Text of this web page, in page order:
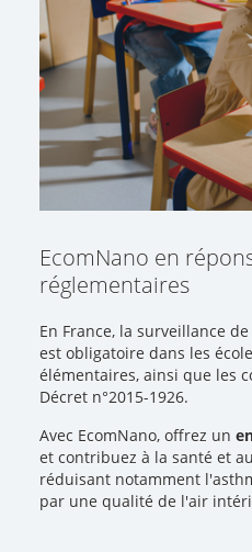
EcomNano en
réglementaires
En France, la surveillance
est obligatoire dans les
élémentaires, ainsi que les
Décret n°2015-1926.
Avec EcomNano, offrez un
et contribuez à la santé et
réduisant notamment
par une qualité de l'air